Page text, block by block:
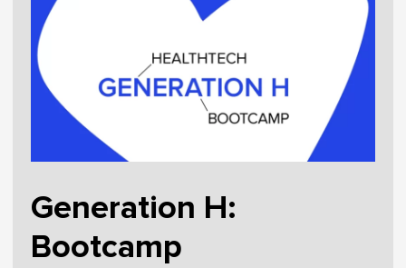
Generation H:
Bootcamp